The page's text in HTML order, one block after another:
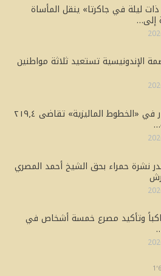
ليلة في جاكرتا» ينقل المأساة
إلى…
الإندونيسية تستعيد ثلاثة مواطنين
مساعد طيار في «الخطوط الماليزية» تقاضى ٢١٩٫٤
نشرة حمراء بحق الشيخ أحمد المصري
٢٣٤ راكباً وتأكيد مصرع خمسة أشخاص في